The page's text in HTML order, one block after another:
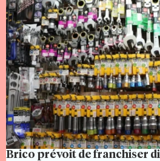
Brico prévoit de franchiser